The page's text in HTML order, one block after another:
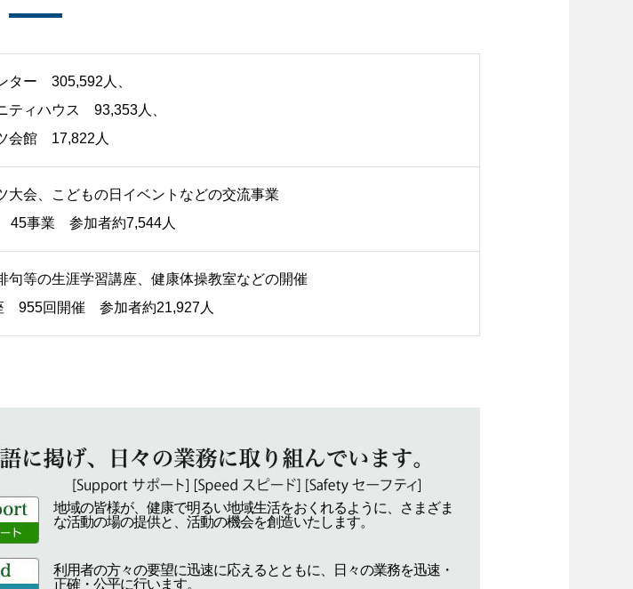
ター 305,592人、
ティハウス 93,353人、
会館 17,822人
大会、こどもの日イベントなどの交流事業
45事業 参加者約7,544人
句等の生涯学習講座、健康体操教室などの開催
955回開催 参加者約21,927人
地域の皆様が、健康で明るい地域生活をおくれるように、さまざま
な活動の場の提供と、活動の機会を創造いたします。
利用者の方々の要望に迅速に応えるとともに、日々の業務を迅速・
正確・公平に行います。